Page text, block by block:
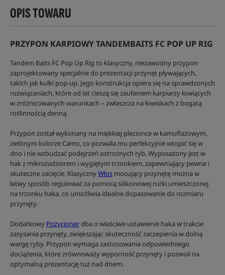
OPIS TOWARU
PRZYPON KARPIOWY TANDEMBAITS FC POP UP RIG
Tandem Baits FC Pop Up Rig to klasyczny, niezawodny przypon
zaprojektowany specjalnie do prezentacji przynęt pływających,
takich jak kulki pop-up. Jego konstrukcja opiera się na sprawdzonych
rozwiązaniach, które od lat cieszą się zaufaniem karpiarzy łowiących
w zróżnicowanych warunkach – zwłaszcza na łowiskach z bogatą
roślinnością denną.
Przypon został wykonany na miękkiej plecionce w kamuflażowym,
zielonym kolorze Camo, co pozwala mu perfekcyjnie wtopić się w
dno i nie wzbudzać podejrzeń ostrożnych ryb. Wyposażony jest w
hak z mikrozadziorem i wygiętym trzonkiem, zapewniający pewne i
skuteczne zacięcie. KlasycznyWłos mocujący przynętę można w
łatwy sposób regulować za pomocą silikonowej rurki umieszczonej
na trzonku haka, co umożliwia idealne dopasowanie do rozmiaru
przynęty.
Dodatkowy Pozycjonerdba o właściwe ustawienie haka w trakcie
zasysania przynęty, zwiększając skuteczność zaczepienia w dolną
wargę ryby. Przypon wymaga zastosowania odpowiedniego
dociążenia, które zrównoważy wyporność przynęty i pozwoli na
optymalną prezentację tuż nad dnem.